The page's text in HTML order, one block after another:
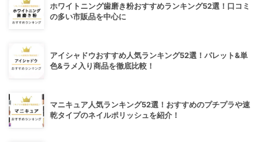
ホワイトニング歯磨き粉おすすめランキング52選！口コミ
の多い市販品を中心に
アイシャドウおすすめ人気ランキング52選！パレット&単
色&ラメ入り商品を徹底比較！
マニキュア人気ランキング52選！おすすめのプチプラや速
乾タイプのネイルポリッシュを紹介！